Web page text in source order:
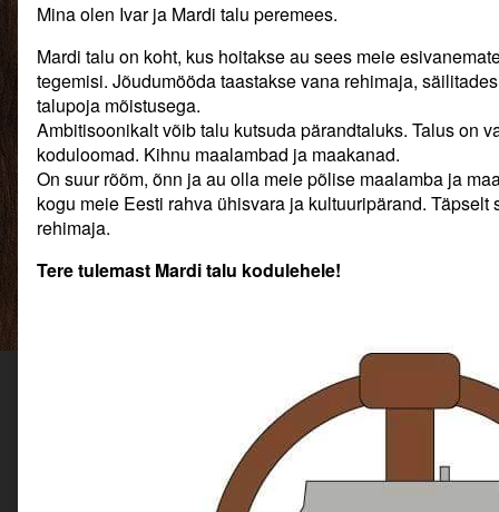
Mina olen Ivar ja Mardi talu peremees.
Mardi talu on koht, kus hoitakse au sees meie
tegemisi. Jõudumööda taastakse vana rehimaja,
talupoja mõistusega.
Ambitisoonikalt võib talu kutsuda pärandtaluks. Talus on
koduloomad. Kihnu maalambad ja maakanad.
On suur rõõm, õnn ja au olla meie põlise maalamba ja
kogu meie Eesti rahva ühisvara ja kultuuripärand.
rehimaja.
Tere tulemast Mardi talu kodulehele!